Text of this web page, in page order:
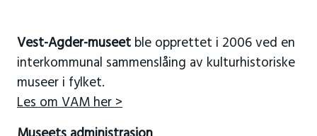
Vest-Agder-museetble opprettet i 2006 ved en
interkommunal sammenslåing av kulturhistoriske
museer i fylket.
Les om VAM her >